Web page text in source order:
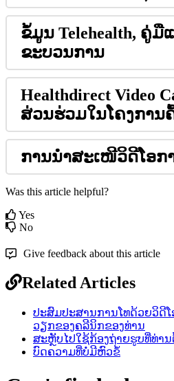
ຂມນ Telehealth, ຄມແ
ຂະບວນການ
Healthdirect Video
ສວນຮວມໃນໂຄງການ
ການນສະເໜວດໂອກ
Was this article helpful?
Yes
No
Give feedback about this article
Related Articles
ປະສົມປະສານການໂທດ້ວຍວິດີ
ວຽກຂອງຄລີນິກຂອງທ່ານ
ສະຫຼັບໄປໃຊ້ກ້ອງຖ່າຍຮູບທີ່ທ່ານ
ບົດຄວາມທີ່ບໍ່ມີຫົວຂໍ້